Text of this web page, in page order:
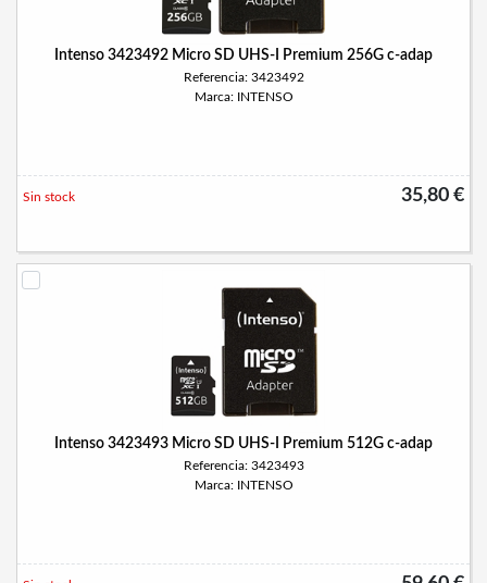
Intenso 3423492 Micro SD UHS-I Premium 256G c-adap
Referencia: 3423492
Marca: INTENSO
35,80 €
Sin stock
Intenso 3423493 Micro SD UHS-I Premium 512G c-adap
Referencia: 3423493
Marca: INTENSO